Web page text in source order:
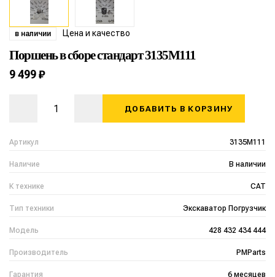
в наличии Цена и качество
Поршень в сборе стандарт 3135M111
Артикул 3135M111
Наличие В наличии
К технике CAT
Тип техники Экскаватор Погрузчик
Модель 428 432 434 444
Производитель PMParts
Гарантия 6 месяцев
9 499 ₽
ДОБАВИТЬ В КОРЗИНУ